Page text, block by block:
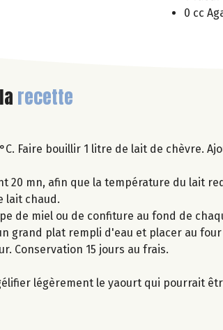
0 cc
recette
Faire bouillir 1 litre de lait de chèvre.
20 mn, afin que la température du lait
lait chaud.
de miel ou de confiture au fond de
grand plat rempli d'eau et placer au
Conservation 15 jours au frais.
légèrement le yaourt qui pourrait